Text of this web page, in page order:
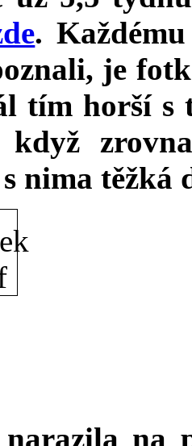
.
je
tím horší s
nima těžká
na